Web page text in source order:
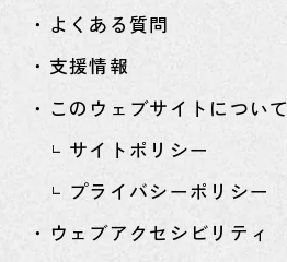
・よくある質問
・支援情報
・このウェブサイトについて
サイトポリシー
プライバシーポリシー
・ウェブアクセシビリティ